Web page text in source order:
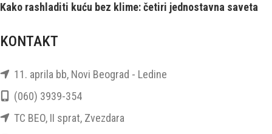
Kako rashladiti kuću bez klime: četiri jednostavna saveta
KONTAKT
11. aprila bb, Novi Beograd - Ledine
(060) 3939-354
TC BEO, II sprat, Zvezdara